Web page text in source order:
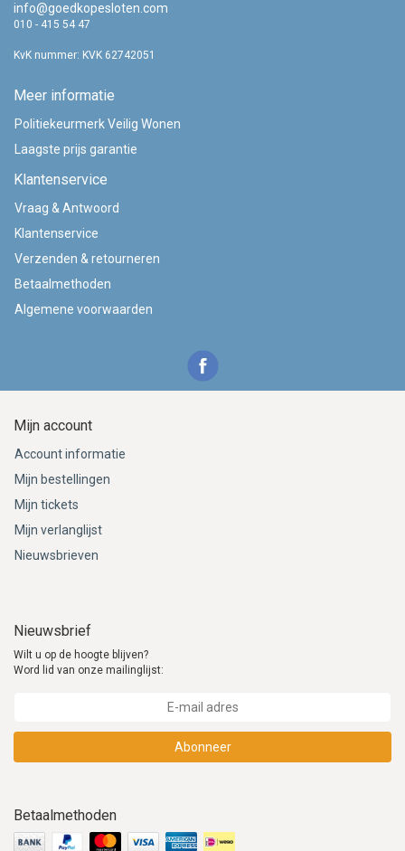
info@goedkopesloten.com
010 - 415 54 47
KvK nummer: KVK 62742051
Meer informatie
Politiekeurmerk Veilig Wonen
Laagste prijs garantie
Klantenservice
Vraag & Antwoord
Klantenservice
Verzenden & retourneren
Betaalmethoden
Algemene voorwaarden
Mijn account
Account informatie
Mijn bestellingen
Mijn tickets
Mijn verlanglijst
Nieuwsbrieven
Nieuwsbrief
Wilt u op de hoogte blijven?
Word lid van onze mailinglijst:
Abonneer
Betaalmethoden